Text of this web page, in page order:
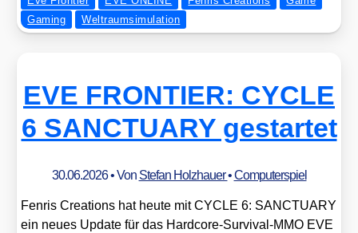
Gaming
Weltraumsimulation
EVE FRONTIER: CYCLE
6 SANCTUARY gestartet
30.06.2026• Von Stefan Holzhauer•Computerspiel
Fen­ris Crea­ti­ons hat heu­te mit CYCLE 6: SANCTUARY
ein neu­es Update für das Hard­core-Sur­vi­val-MMO EVE